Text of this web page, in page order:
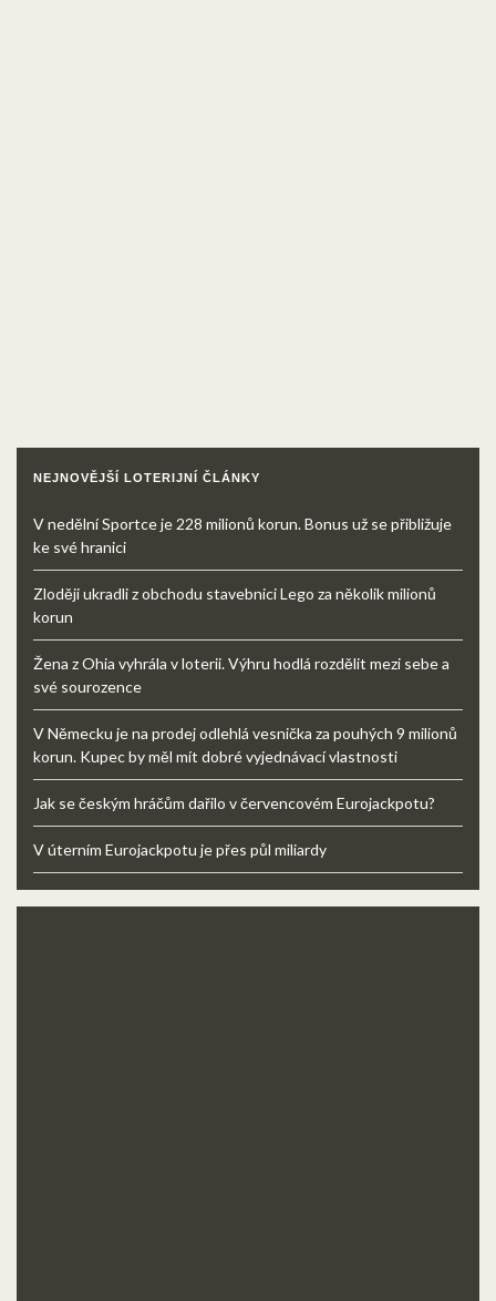
NEJNOVĚJŠÍ LOTERIJNÍ ČLÁNKY
V nedělní Sportce je 228 milionů korun. Bonus už se přibližuje
ke své hranici
Zloději ukradli z obchodu stavebnici Lego za několik milionů
korun
Žena z Ohia vyhrála v loterii. Výhru hodlá rozdělit mezi sebe a
své sourozence
V Německu je na prodej odlehlá vesnička za pouhých 9 milionů
korun. Kupec by měl mít dobré vyjednávací vlastnosti
Jak se českým hráčům dařilo v červencovém Eurojackpotu?
V úterním Eurojackpotu je přes půl miliardy